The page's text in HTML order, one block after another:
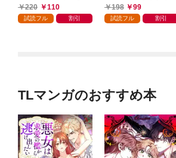
－幼馴染のこじらせ愛
－ act.1
220 110
試読フル 割引
か -紳士彼氏のオモチ
ャな特訓- act.1
198 99
試読フル 割引
TLマンガのおすすめ本